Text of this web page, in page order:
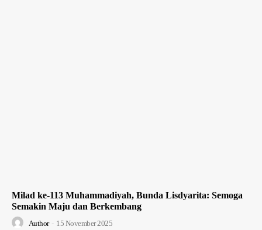
Milad ke-113 Muhammadiyah, Bunda Lisdyarita: Semoga
Semakin Maju dan Berkembang
Author - 15 November 2025